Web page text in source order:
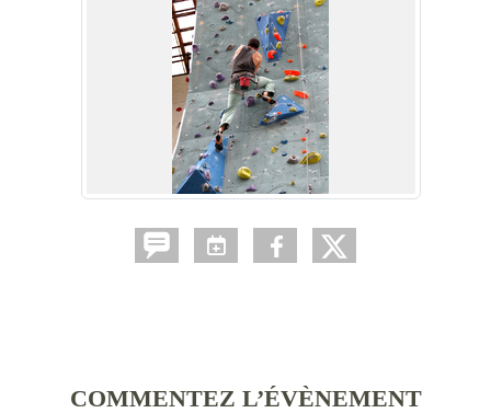
COMMENTEZ L’ÉVÈNEMENT